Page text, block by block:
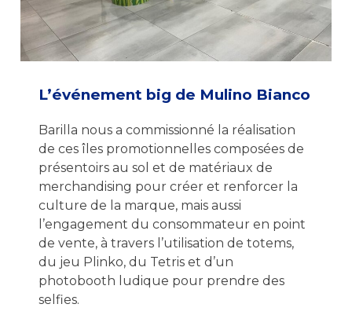
L’événement big de Mulino Bianco
Barilla nous a commissionné la réalisation
de ces îles promotionnelles composées de
présentoirs au sol et de matériaux de
merchandising pour créer et renforcer la
culture de la marque, mais aussi
l’engagement du consommateur en point
de vente, à travers l’utilisation de totems,
du jeu Plinko, du Tetris et d’un
photobooth ludique pour prendre des
selfies.